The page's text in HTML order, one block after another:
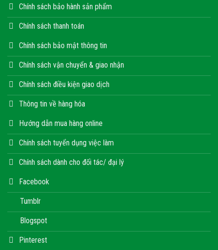
Chính sách bảo hành sản phẩm
Chính sách thanh toán
Chính sách bảo mật thông tin
Chính sách vận chuyển & giao nhận
Chính sách điều kiện giao dịch
Thông tin về hàng hóa
Hướng dẫn mua hàng online
Chính sách tuyển dụng việc làm
Chính sách dành cho đối tác/ đại lý
Facebook
Tumblr
Blogspot
Pinterest